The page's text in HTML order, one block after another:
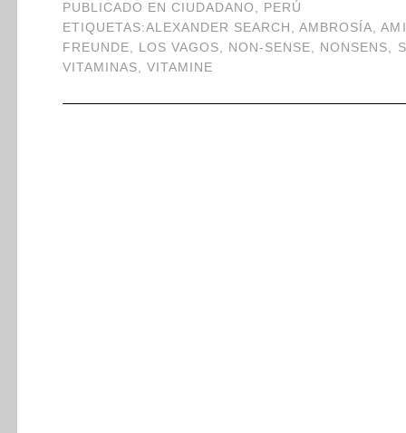
PUBLICADO EN CIUDADANO , PERÚ
ETIQUETAS:ALEXANDER SEARCH ,AMBROSÍA,
FREUNDE, LOS VAGOS, NON-SENSE, NONSENS,
VITAMINAS, VITAMINE